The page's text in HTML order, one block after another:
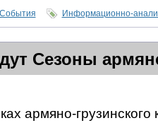
События Информационно-
Сезоны
армяно-грузинского